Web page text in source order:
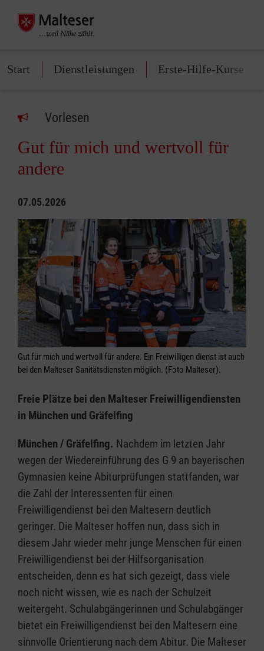
Start Dienstleistungen Erste-Hilfe-Kurse
Vorlesen
Gut für mich und wertvoll für
andere
07.05.2026
Gut für mich und wertvoll für andere. Ein Freiwilligen dienst ist auch
bei den Malteser Sanitätsdiensten möglich. (Foto Malteser).
Freie Plätze bei den Malteser Freiwilligendiensten
in München und Gräfelfing
München / Gräfelfing. Nachdem im letzten Jahr
wegen der Wiedereinführung des G 9 an bayerischen
Gymnasien keine Abiturprüfungen stattfanden, war
die Zahl der Interessenten für einen
Freiwilligendienst bei den Maltesern deutlich
geringer. Die Malteser hoffen nun, dass sich in
diesem Jahr wieder mehr junge Menschen für einen
Freiwilligendienst bei der Hilfsorganisation
entscheiden, denn es hat sich gezeigt, dass viele
noch nicht wissen, wie es nach der Schulzeit
weitergeht. Schulabgängerinnen und Schulabgänger
bietet ein Freiwilligendienst bei den Maltesern eine
sinnvolle Orientierung nach dem Abitur. Die Malteser